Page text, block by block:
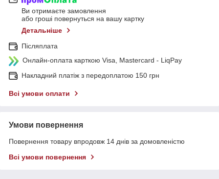
Ви отримаєте замовлення
або гроші повернуться на вашу картку
Детальніше
Післяплата
Онлайн-оплата карткою Visa, Mastercard - LiqPay
Накладний платіж з передоплатою 150 грн
Всі умови оплати
Умови повернення
Повернення товару впродовж 14 днів за домовленістю
Всі умови повернення